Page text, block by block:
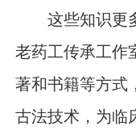
这些知识更多
老药工传承工作
著和书籍等方式
古法技术，为临